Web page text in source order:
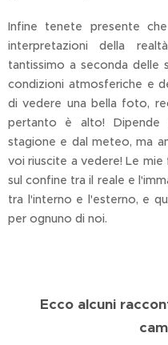
Infine tenete presente
interpretazioni della
tantissimo a seconda delle
condizioni atmosferiche e
di vedere una bella foto,
pertanto è alto! Dipende
stagione e dal meteo, ma
voi riuscite a vedere! Le
sul confine tra il reale e
tra l'interno e l'esterno, e
per ognuno di noi.
Ecco alcuni